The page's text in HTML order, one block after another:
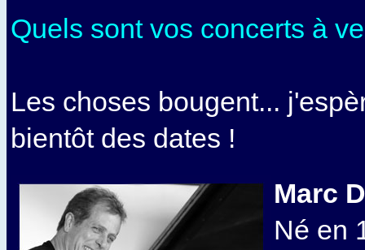
Quels sont vos concerts à
Les choses bougent...
bientôt des dates !
Marc
Né en